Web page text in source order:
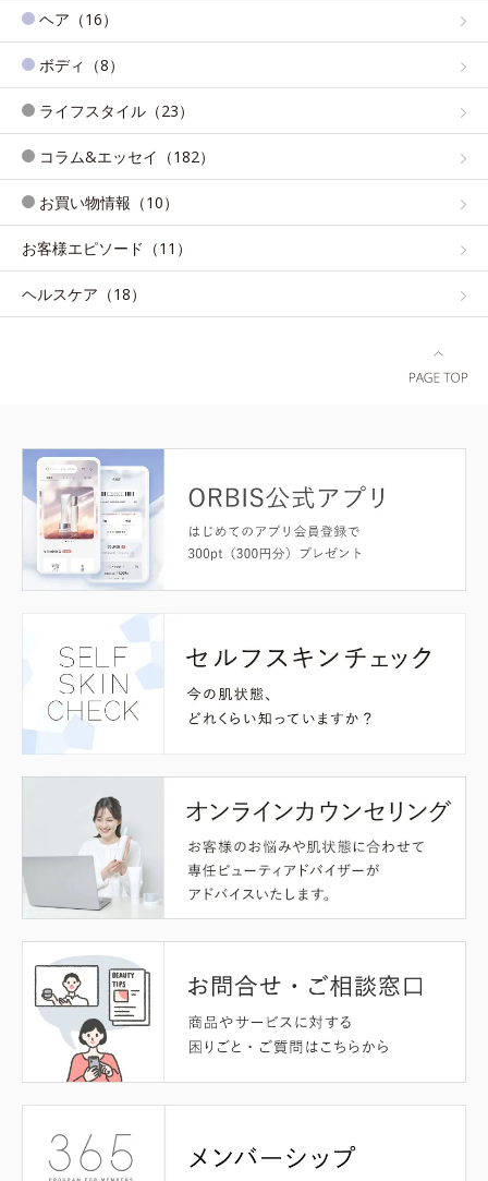
ヘア（16）
ボディ（8）
ライフスタイル（23）
コラム&エッセイ（182）
お買い物情報（10）
お客様エピソード（11）
ヘルスケア（18）